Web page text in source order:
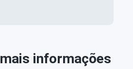
mais informações